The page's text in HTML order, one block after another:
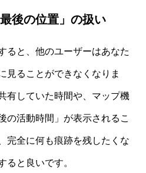
後の位置」の扱い
ると、他のユーザーはあなた
見ることができなくなりま
有していた時間や、マップ機
の活動時間」が表示されるこ
完全に何も痕跡を残したくな
ると良いです。